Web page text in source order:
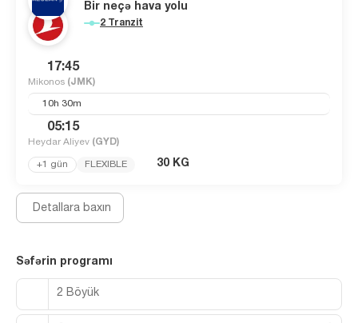
Bir neçə hava yolu
2 Tranzit
17:45
Mikonos (JMK)
10h 30m
05:15
Heydar Aliyev (GYD)
+1 gün FLEXIBLE 30 KG
Detallara baxın
Səfərin programı
2 Böyük